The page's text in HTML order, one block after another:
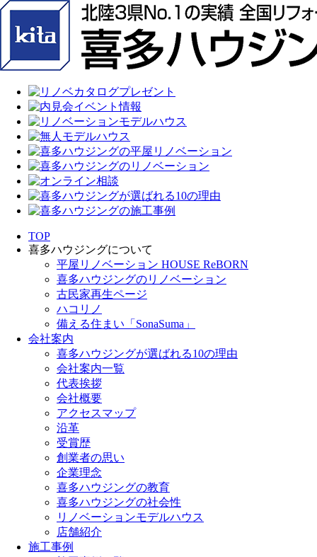
TOP
喜多ハウジングについて
平屋リノベーション HOUSE ReBORN
喜多ハウジングのリノベーション
古民家再生ページ
ハコリノ
備える住まい「SonaSuma」
会社案内
喜多ハウジングが選ばれる10の理由
会社案内一覧
代表挨拶
会社概要
アクセスマップ
沿革
受賞歴
創業者の思い
企業理念
喜多ハウジングの教育
喜多ハウジングの社会性
リノベーションモデルハウス
店舗紹介
施工事例